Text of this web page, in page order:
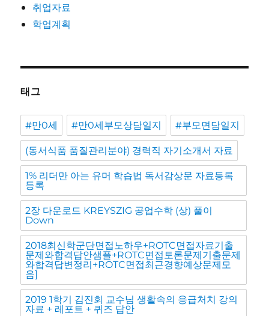
취업자료
학업계획
태그
#만0세 #만0세부모상담일지 #부모면담일지
(동서식품 품질관리분야) 경력직 자기소개서 자료
1% 리더만 아는 유머 학습법 독서감상문 자료등록
등록
2장 다운로드 KREYSZIG 공업수학 (상) 풀이
Down
2018최신학군단면접노하우+ROTC면접자료기출
문제와합격답안샘플+ROTC면접토론문제기출문제
와합격답변정리+ROTC면접최근경향예상문제모
음]
2019 1학기 김진회 교수님 생활속의 응급처치 강의
자료 + 레포트 + 퀴즈 답안